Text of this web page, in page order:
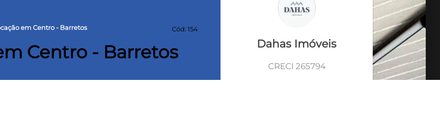
Dahas Imóveis
CRECI 265794
em Centro - Barretos Cód: 154
Centro - Barretos